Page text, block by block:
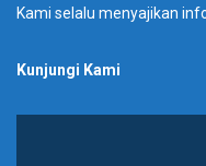
Kami selalu menyajikan
Kunjungi Kami